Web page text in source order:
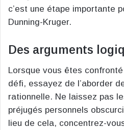
c’est une étape importante
Dunning-Kruger.
Des arguments
Lorsque vous êtes
défi, essayez de l’aborder
rationnelle. Ne laissez pas
préjugés personnels
lieu de cela, concentrez-